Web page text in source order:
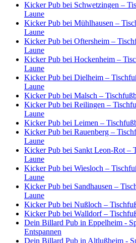
Kicker Pub bei Schwetzingen –
Laune
Kicker Pub bei Mühlhausen –
Laune
Kicker Pub bei Oftersheim –
Laune
Kicker Pub bei Hockenheim –
Laune
Kicker Pub bei Dielheim –
Laune
Kicker Pub bei Malsch –
Kicker Pub bei Reilingen –
Laune
Kicker Pub bei Leimen –
Kicker Pub bei Rauenberg –
Laune
Kicker Pub bei Sankt Leon-Rot –
Laune
Kicker Pub bei Wiesloch –
Laune
Kicker Pub bei Sandhausen –
Laune
Kicker Pub bei Nußloch –
Kicker Pub bei Walldorf –
Dein Billard Pub in Eppelheim -
Entspannen
Dein Billard Pub in Altlußheim -